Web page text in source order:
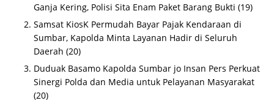
Ganja Kering, Polisi Sita Enam Paket Barang Bukti (19)
Samsat KiosK Permudah Bayar Pajak Kendaraan di
Sumbar, Kapolda Minta Layanan Hadir di Seluruh
Daerah (20)
Duduak Basamo Kapolda Sumbar jo Insan Pers Perkuat
Sinergi Polda dan Media untuk Pelayanan Masyarakat
(20)